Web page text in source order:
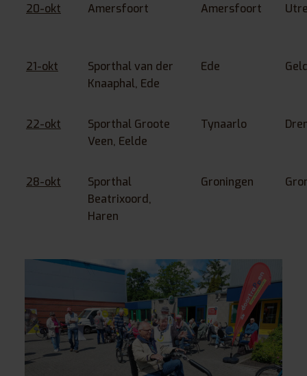
20-okt Amersfoort Amersfoort
21-okt
Sporthal van der
Knaaphal, Ede
Ede
22-okt
Sporthal Groote
Veen, Eelde
Tynaarlo
28-okt
Sporthal
Beatrixoord,
Haren
Groningen